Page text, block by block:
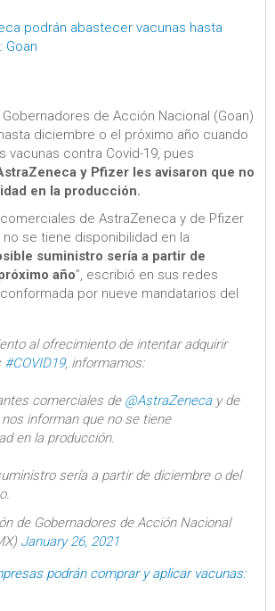
podrán abastecer vacunas hasta
Goan
de Acción Nacional (Goan)
diciembre o el próximo año cuando
vacunas contra Covid-19, pues
y Pfizer les avisaron que no
en la producción.
de AstraZeneca y de Pfizer
se tiene disponibilidad en la
suministro sería a partir de
año”, escribió en sus redes
por nueve mandatarios del
al ofrecimiento de intentar adquirir
#COVID19, informamos:
comerciales de @AstraZenecay de
informan que no se tiene
en la producción.
sería a partir de diciembre o del
de Gobernadores de Acción Nacional
January 26, 2021
podrán comprar y aplicar vacunas: